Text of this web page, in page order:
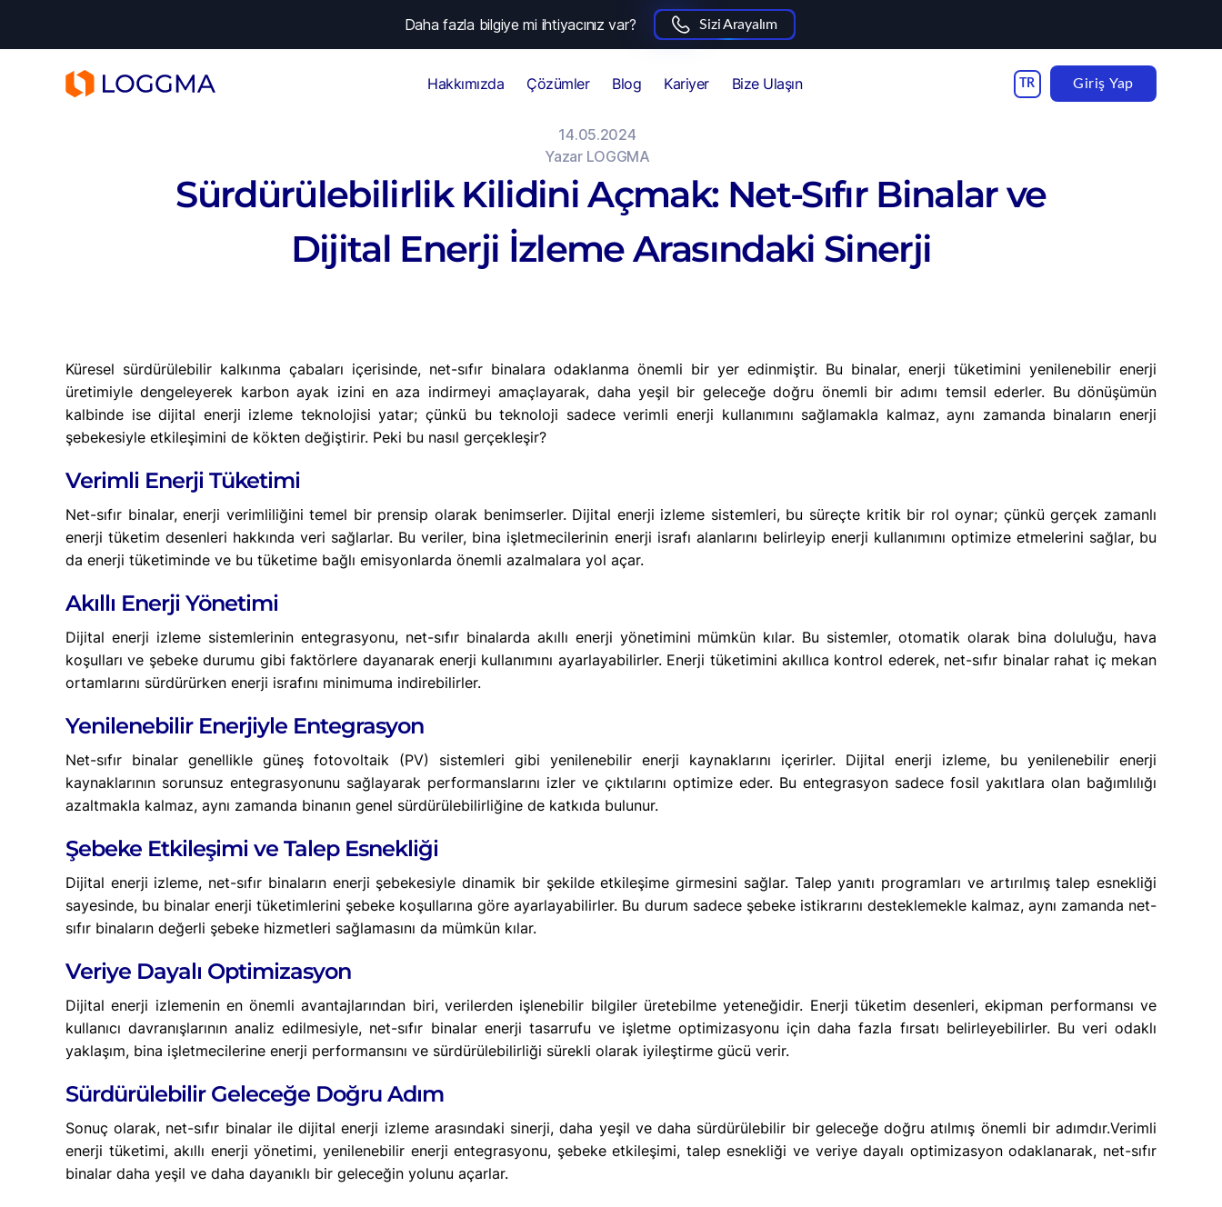
Daha fazla bilgiye mi ihtiyacınız var? Sizi Arayalım
Hakkımızda Çözümler Blog Kariyer Bize Ulaşın Giriş Yap
Sürdürülebilirlik Kilidini Açmak: Net-Sıfır Binalar ve
Dijital Enerji İzleme Arasındaki Sinerji
Yazar LOGGMA
14.05.2024
Küresel sürdürülebilir kalkınma çabaları içerisinde, net-sıfır binalara odaklanma önemli bir yer edinmiştir. Bu binalar, enerji tüketimini yenilenebilir enerji
üretimiyle dengeleyerek karbon ayak izini en aza indirmeyi amaçlayarak, daha yeşil bir geleceğe doğru önemli bir adımı temsil ederler. Bu dönüşümün
kalbinde ise dijital enerji izleme teknolojisi yatar; çünkü bu teknoloji sadece verimli enerji kullanımını sağlamakla kalmaz, aynı zamanda binaların enerji
şebekesiyle etkileşimini de kökten değiştirir. Peki bu nasıl gerçekleşir?
Verimli Enerji Tüketimi
Net-sıfır binalar, enerji verimliliğini temel bir prensip olarak benimserler. Dijital enerji izleme sistemleri, bu süreçte kritik bir rol oynar; çünkü gerçek zamanlı
enerji tüketim desenleri hakkında veri sağlarlar. Bu veriler, bina işletmecilerinin enerji israfı alanlarını belirleyip enerji kullanımını optimize etmelerini sağlar, bu
da enerji tüketiminde ve bu tüketime bağlı emisyonlarda önemli azalmalara yol açar.
Akıllı Enerji Yönetimi
Dijital enerji izleme sistemlerinin entegrasyonu, net-sıfır binalarda akıllı enerji yönetimini mümkün kılar. Bu sistemler, otomatik olarak bina doluluğu, hava
koşulları ve şebeke durumu gibi faktörlere dayanarak enerji kullanımını ayarlayabilirler. Enerji tüketimini akıllıca kontrol ederek, net-sıfır binalar rahat iç mekan
ortamlarını sürdürürken enerji israfını minimuma indirebilirler.
Yenilenebilir Enerjiyle Entegrasyon
Net-sıfır binalar genellikle güneş fotovoltaik (PV) sistemleri gibi yenilenebilir enerji kaynaklarını içerirler. Dijital enerji izleme, bu yenilenebilir enerji
kaynaklarının sorunsuz entegrasyonunu sağlayarak performanslarını izler ve çıktılarını optimize eder. Bu entegrasyon sadece fosil yakıtlara olan bağımlılığı
azaltmakla kalmaz, aynı zamanda binanın genel sürdürülebilirliğine de katkıda bulunur.
Şebeke Etkileşimi ve Talep Esnekliği
Dijital enerji izleme, net-sıfır binaların enerji şebekesiyle dinamik bir şekilde etkileşime girmesini sağlar. Talep yanıtı programları ve artırılmış talep esnekliği
sayesinde, bu binalar enerji tüketimlerini şebeke koşullarına göre ayarlayabilirler. Bu durum sadece şebeke istikrarını desteklemekle kalmaz, aynı zamanda net-
sıfır binaların değerli şebeke hizmetleri sağlamasını da mümkün kılar.
Veriye Dayalı Optimizasyon
Dijital enerji izlemenin en önemli avantajlarından biri, verilerden işlenebilir bilgiler üretebilme yeteneğidir. Enerji tüketim desenleri, ekipman performansı ve
kullanıcı davranışlarının analiz edilmesiyle, net-sıfır binalar enerji tasarrufu ve işletme optimizasyonu için daha fazla fırsatı belirleyebilirler. Bu veri odaklı
yaklaşım, bina işletmecilerine enerji performansını ve sürdürülebilirliği sürekli olarak iyileştirme gücü verir.
Sürdürülebilir Geleceğe Doğru Adım
Sonuç olarak, net-sıfır binalar ile dijital enerji izleme arasındaki sinerji, daha yeşil ve daha sürdürülebilir bir geleceğe doğru atılmış önemli bir adımdır.Verimli
enerji tüketimi, akıllı enerji yönetimi, yenilenebilir enerji entegrasyonu, şebeke etkileşimi, talep esnekliği ve veriye dayalı optimizasyon odaklanarak, net-sıfır
binalar daha yeşil ve daha dayanıklı bir geleceğin yolunu açarlar.